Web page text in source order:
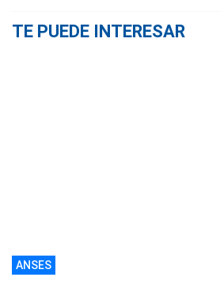
TE PUEDE INTERESAR
ANSES